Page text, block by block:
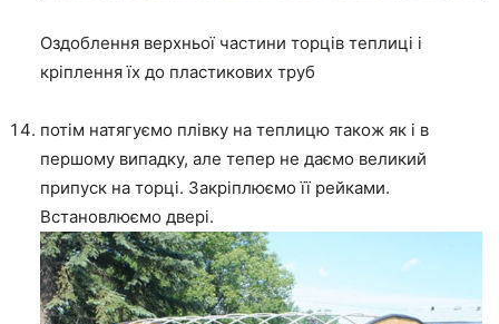
Оздоблення верхньої частини торців теплиці і
кріплення їх до пластикових труб
потім натягуємо плівку на теплицю також як і в
першому випадку, але тепер не даємо великий
припуск на торці. Закріплюємо її рейками.
Встановлюємо двері.